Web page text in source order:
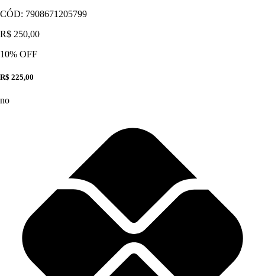
CÓD: 7908671205799
R$ 250,00
10% OFF
R$ 225,00
no